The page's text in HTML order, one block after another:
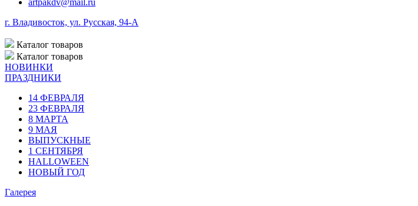
г. Владивосток, ул. Русская, 94-А
Каталог товаров
Каталог товаров
НОВИНКИ
ПРАЗДНИКИ
14 ФЕВРАЛЯ
23 ФЕВРАЛЯ
8 МАРТА
9 МАЯ
ВЫПУСКНЫЕ
1 СЕНТЯБРЯ
HALLOWEEN
НОВЫЙ ГОД
Галерея